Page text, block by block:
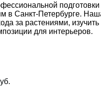
в Санкт-Петербурге.
за растениями,
для интерьеров.